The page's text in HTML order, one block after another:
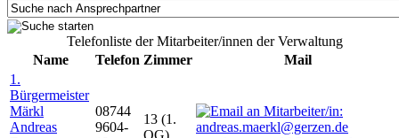
Telefonliste der Mitarbeiter/innen der Verwaltung
Name
Telefon Zimmer
Mail
1.
Bürgermeister
Märkl
Andreas
08744
9604-
13 (1.
OG)